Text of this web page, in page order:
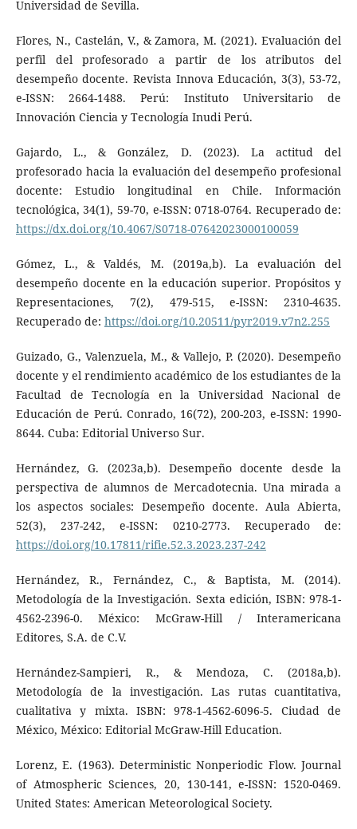
Universidad de Sevilla.
Flores, N., Castelán, V., & Zamora, M. (2021). Evaluación del
perfil del profesorado a partir de los atributos del
desempeño docente. Revista Innova Educación, 3(3), 53-72,
e-ISSN: 2664-1488. Perú: Instituto Universitario de
Innovación Ciencia y Tecnología Inudi Perú.
Gajardo, L., & González, D. (2023). La actitud del
profesorado hacia la evaluación del desempeño profesional
docente: Estudio longitudinal en Chile. Información
tecnológica, 34(1), 59-70, e-ISSN: 0718-0764. Recuperado de:
https://dx.doi.org/10.4067/S0718-07642023000100059
Gómez, L., & Valdés, M. (2019a,b). La evaluación del
desempeño docente en la educación superior. Propósitos y
Representaciones, 7(2), 479-515, e-ISSN: 2310-4635.
Recuperado de: https://doi.org/10.20511/pyr2019.v7n2.255
Guizado, G., Valenzuela, M., & Vallejo, P. (2020). Desempeño
docente y el rendimiento académico de los estudiantes de la
Facultad de Tecnología en la Universidad Nacional de
Educación de Perú. Conrado, 16(72), 200-203, e-ISSN: 1990-
8644. Cuba: Editorial Universo Sur.
Hernández, G. (2023a,b). Desempeño docente desde la
perspectiva de alumnos de Mercadotecnia. Una mirada a
los aspectos sociales: Desempeño docente. Aula Abierta,
52(3), 237-242, e-ISSN: 0210-2773. Recuperado de:
https://doi.org/10.17811/rifie.52.3.2023.237-242
Hernández, R., Fernández, C., & Baptista, M. (2014).
Metodología de la Investigación. Sexta edición, ISBN: 978-1-
4562-2396-0. México: McGraw-Hill / Interamericana
Editores, S.A. de C.V.
Hernández-Sampieri, R., & Mendoza, C. (2018a,b).
Metodología de la investigación. Las rutas cuantitativa,
cualitativa y mixta. ISBN: 978-1-4562-6096-5. Ciudad de
México, México: Editorial McGraw-Hill Education.
Lorenz, E. (1963). Deterministic Nonperiodic Flow. Journal
of Atmospheric Sciences, 20, 130-141, e-ISSN: 1520-0469.
United States: American Meteorological Society.